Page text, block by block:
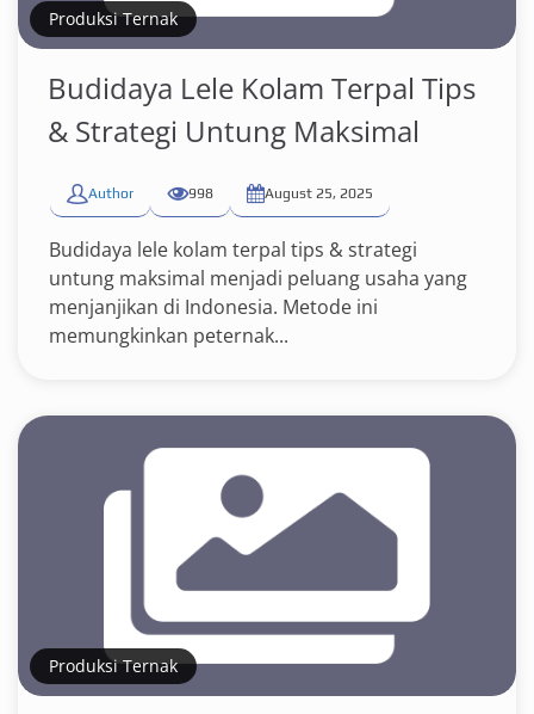
Produksi Ternak
Budidaya Lele Kolam Terpal Tips
& Strategi Untung Maksimal
Author 998 August 25, 2025
Budidaya lele kolam terpal tips & strategi
untung maksimal menjadi peluang usaha yang
menjanjikan di Indonesia. Metode ini
memungkinkan peternak...
Produksi Ternak